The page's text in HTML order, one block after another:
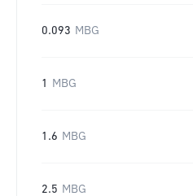
0.093 MBG
1 MBG
1.6 MBG
2.5 MBG